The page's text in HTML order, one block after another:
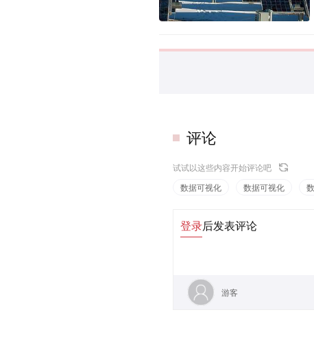
评论
试试以这些内容开始评论吧
数据可视化
数据可视化
登录后发表评论
游客